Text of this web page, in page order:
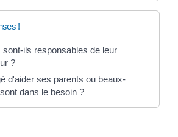
!
sont-ils responsables de leur
?
d'aider ses parents ou beaux-
dans le besoin ?